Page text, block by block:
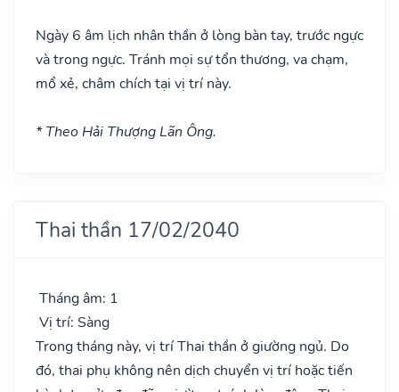
Ngày 6 âm lịch nhân thần ở lòng bàn tay, trước ngực
và trong ngực. Tránh mọi sự tổn thương, va chạm,
mổ xẻ, châm chích tại vị trí này.
* Theo Hải Thượng Lãn Ông.
Thai thần 17/02/2040
Tháng âm: 1
Vị trí: Sàng
Trong tháng này, vị trí Thai thần ở giường ngủ. Do
đó, thai phụ không nên dịch chuyển vị trí hoặc tiến